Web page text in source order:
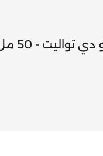
تواليت - 50 مل